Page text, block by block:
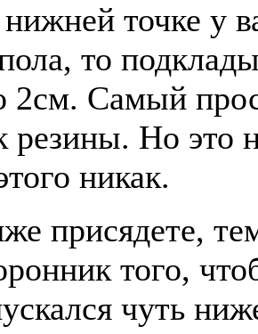
точке у
то
2см. Самый
резины. Но это
никак.
присядете,
того,
чуть